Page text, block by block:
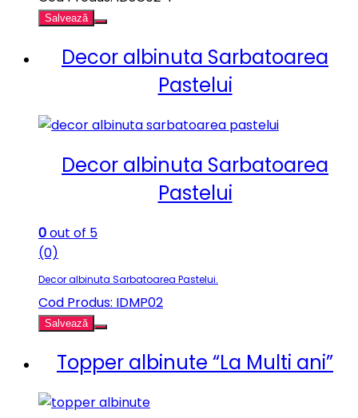
Salvează
Decor albinuta Sarbatoarea
Pastelui
Decor albinuta Sarbatoarea
Pastelui
0out of 5
(0)
Decor albinuta Sarbatoarea Pastelui.
Cod Produs: IDMP02
Salvează
Topper albinute “La Multi ani”